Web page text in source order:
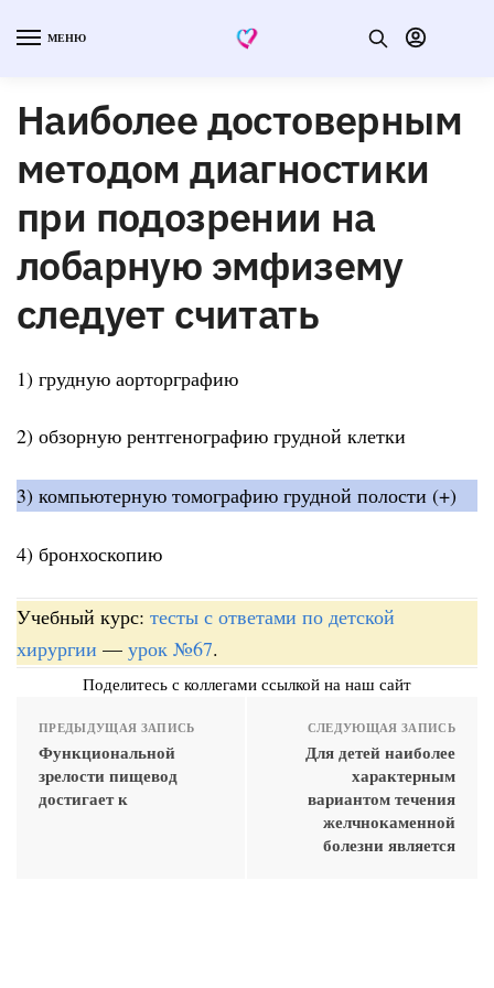
МЕНЮ
Наиболее достоверным
методом диагностики
при подозрении на
лобарную эмфизему
следует считать
1) грудную аорторграфию
2) обзорную рентгенографию грудной клетки
3) компьютерную томографию грудной полости (+)
4) бронхоскопию
Учебный курс: тесты с ответами по детской
хирургии — урок №67.
Поделитесь с коллегами ссылкой на наш сайт
ПРЕДЫДУЩАЯ ЗАПИСЬ
Функциональной
зрелости пищевод
достигает к
СЛЕДУЮЩАЯ ЗАПИСЬ
Для детей наиболее
характерным
вариантом течения
желчнокаменной
болезни является